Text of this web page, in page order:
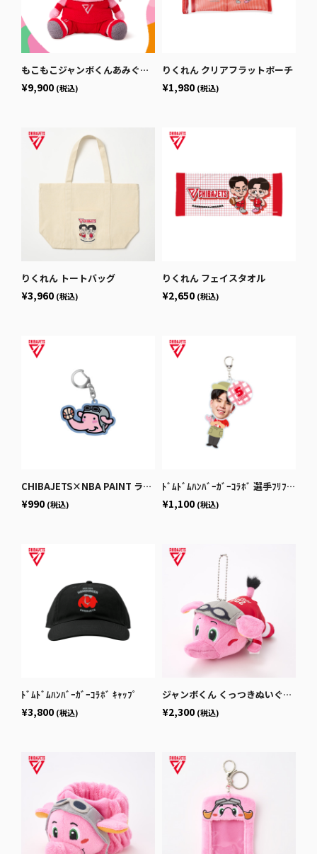
もこもこジャンボくんあみぐるみ 50cm
¥9,900 (税込)
りくれん クリアフラットポーチ
¥1,980 (税込)
りくれん トートバッグ
¥3,960 (税込)
りくれん フェイスタオル
¥2,650 (税込)
CHIBAJETS×NBA PAINT ラバーキーホルダー
¥990 (税込)
ﾄﾞﾑﾄﾞﾑﾊﾝﾊﾞｰｶﾞｰｺﾗﾎﾞ 選手ﾌﾘﾌﾘｷｰﾎﾙﾀﾞｰ
¥1,100 (税込)
ﾄﾞﾑﾄﾞﾑﾊﾝﾊﾞｰｶﾞｰｺﾗﾎﾞ ｷｬｯﾌﾟ
¥3,800 (税込)
ジャンボくん くっつきぬいぐるみ
¥2,300 (税込)